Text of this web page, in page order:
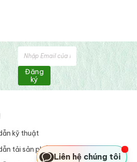
Đăng
ký
kỹ thuật
tải sản phẩm
Liên hệ chúng tôi